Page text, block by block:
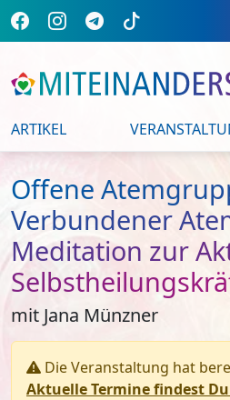
ARTIKEL
Offene
Verbundener
Meditation zur
mit Jana Münzner
Die Veranstaltung hat
Aktuelle Termine findest